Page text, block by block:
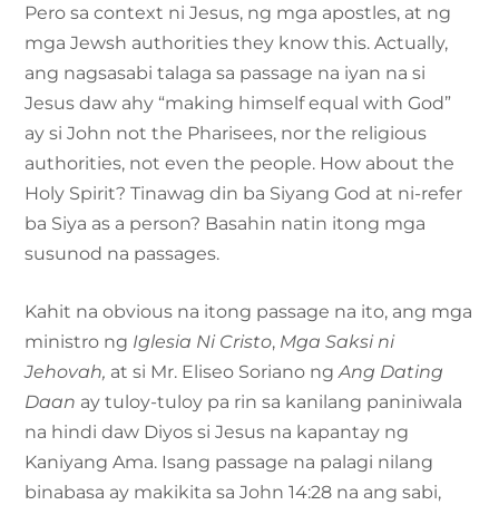
Pero sa context ni Jesus, ng mga apostles, at ng
mga Jewsh authorities they know this. Actually,
ang nagsasabi talaga sa passage na iyan na si
Jesus daw ahy “making himself equal with God”
ay si John not the Pharisees, nor the religious
authorities, not even the people. How about the
Holy Spirit? Tinawag din ba Siyang God at ni-refer
ba Siya as a person? Basahin natin itong mga
susunod na passages.
Kahit na obvious na itong passage na ito, ang mga
ministro ng Iglesia Ni Cristo, Mga Saksi ni
Jehovah, at si Mr. Eliseo Soriano ngAng Dating
Daan ay tuloy-tuloy pa rin sa kanilang paniniwala
na hindi daw Diyos si Jesus na kapantay ng
Kaniyang Ama. Isang passage na palagi nilang
binabasa ay makikita sa John 14:28 na ang sabi,